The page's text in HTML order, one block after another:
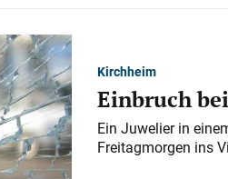
Kirchheim
Einbruch
Ein Juwelier in
Freitagmorgen ins